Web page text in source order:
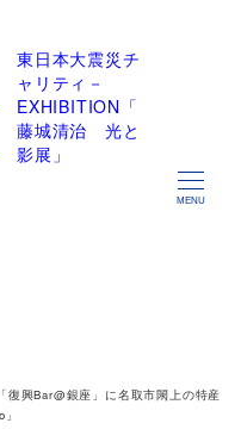
東日本大震災チ
ャリティ－
EXHIBITION「
藤城清治 光と
影展」
MENU
「復興Bar@銀座」に名取市閖上の特産